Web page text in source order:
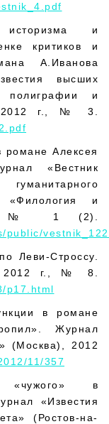
и
критиков и
А.Иванова
высших
полиграфии и
2012 г., № 3.
Алексея
«Вестник
«Филология и
г., № 1 (2).
public/
Леви-Строссу.
2012 г., № 8.
p17.html
в романе
Журнал
(Москва), 2012
11/357
«чужого» в
«Известия
(Ростов-на-